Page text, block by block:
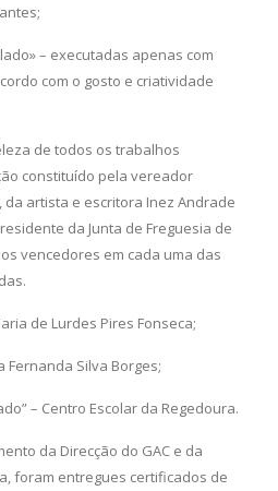
– executadas apenas com
com o gosto e criatividade
de todos os trabalhos
constituído pela vereador
da artista e escritora Inez Andrade
da Junta de Freguesia de
vencedores em cada uma das
de Lurdes Pires Fonseca;
Fernanda Silva Borges;
– Centro Escolar da Regedoura.
da Direcção do GAC e da
foram entregues certificados de